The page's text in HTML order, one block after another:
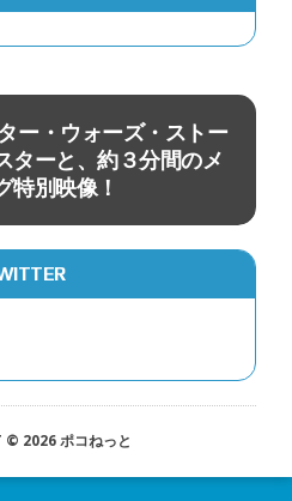
ー・ウォーズ・ストー
ターと、約３分間のメ
特別映像！
© 2026 ポコねっと